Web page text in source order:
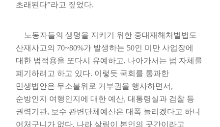
초래된다”라고 짚었다.
노동자들의 생명을 지키기 위한 중대재해처벌법도
산재사고의 70~80%가 발생하는 50인 미만 사업장에
대한 법적용을 또다시 유예하고, 나아가서는 법 자체를
폐기하려고 하고 있다. 이렇듯 국회를 통과한
민생법안은 무소불위로 거부권을 행사하면서 ,
순방인지 여행인지에 대한 예산, 대통령실과 검찰 등
권력기관, 보수 관변단체예산은 대폭 늘리겠다고 하니
어처구니가 없다. 나라 살림이 본인의 곳간이라고